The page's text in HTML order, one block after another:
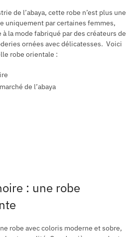
de l’abaya, cette robe n’est plus une
uniquement par certaines femmes,
la mode fabriqué par des créateurs de
ornées avec délicatesses. Voici
robe orientale :
de l’abaya
: une robe
robe avec coloris moderne et sobre,